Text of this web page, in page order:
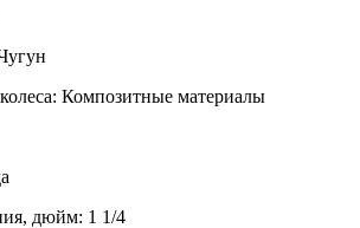
Композитные материалы
дюйм: 1 1/4